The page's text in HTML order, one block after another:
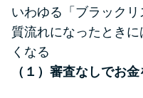
いわゆる「ブラック
質流れになったとき
くなる
（１）審査なしでお